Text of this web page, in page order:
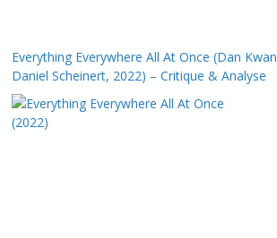
Everything Everywhere All At Once (Dan
Daniel Scheinert, 2022) – Critique & Analyse